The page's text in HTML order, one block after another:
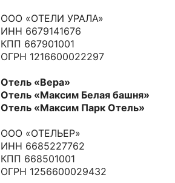
ООО «ОТЕЛИ УРАЛА»
ИНН 6679141676
КПП 667901001
ОГРН 1216600022297
Отель «Вера»
Отель «Максим Белая башня»
Отель «Максим Парк Отель»
ООО «ОТЕЛЬЕР»
ИНН 6685227762
КПП 668501001
ОГРН 1256600029432